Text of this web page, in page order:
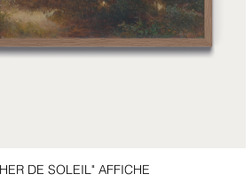
Aperçu rapide
DE SOLEIL" AFFICHE